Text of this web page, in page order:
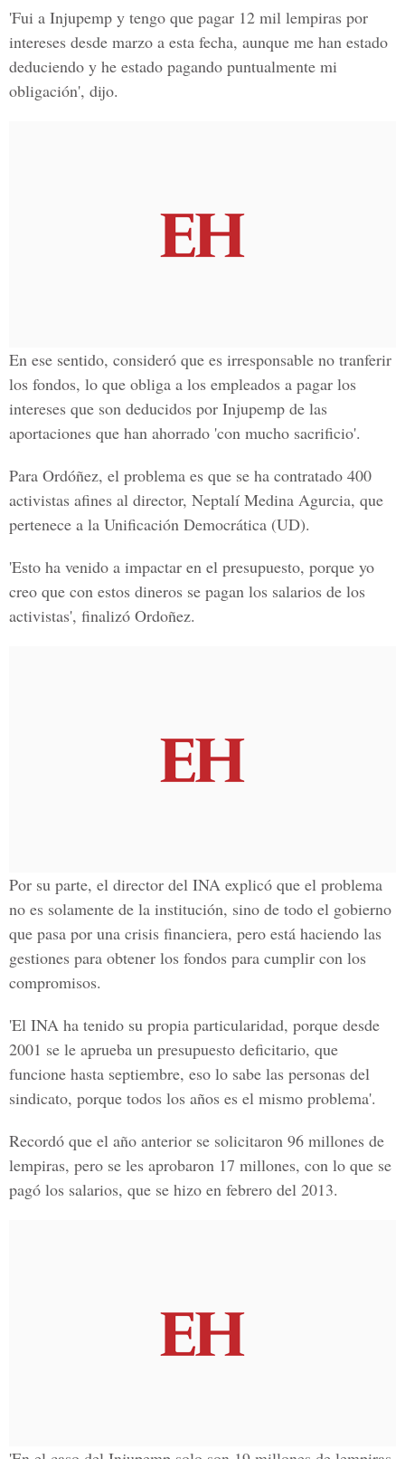
'Fui a Injupemp y tengo que pagar 12 mil lempiras por
intereses desde marzo a esta fecha, aunque me han estado
deduciendo y he estado pagando puntualmente mi
obligación', dijo.
En ese sentido, consideró que es irresponsable no tranferir
los fondos, lo que obliga a los empleados a pagar los
intereses que son deducidos por Injupemp de las
aportaciones que han ahorrado 'con mucho sacrificio'.
Para Ordóñez, el problema es que se ha contratado 400
activistas afines al director, Neptalí Medina Agurcia, que
pertenece a la Unificación Democrática (UD).
'Esto ha venido a impactar en el presupuesto, porque yo
creo que con estos dineros se pagan los salarios de los
activistas', finalizó Ordoñez.
Por su parte, el director del INA explicó que el problema
no es solamente de la institución, sino de todo el gobierno
que pasa por una crisis financiera, pero está haciendo las
gestiones para obtener los fondos para cumplir con los
compromisos.
'El INA ha tenido su propia particularidad, porque desde
2001 se le aprueba un presupuesto deficitario, que
funcione hasta septiembre, eso lo sabe las personas del
sindicato, porque todos los años es el mismo problema'.
Recordó que el año anterior se solicitaron 96 millones de
lempiras, pero se les aprobaron 17 millones, con lo que se
pagó los salarios, que se hizo en febrero del 2013.